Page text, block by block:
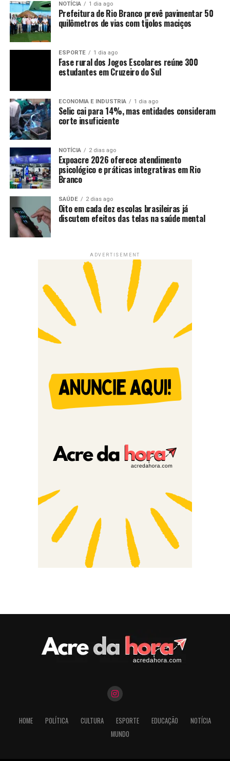
NOTÍCIA 1 dia ago
Prefeitura de Rio Branco prevê pavimentar 50
quilômetros de vias com tijolos maciços
ESPORTE 1 dia ago
Fase rural dos Jogos Escolares reúne 300
estudantes em Cruzeiro do Sul
ECONOMIA E INDUSTRIA 1 dia ago
Selic cai para 14%, mas entidades consideram
corte insuficiente
NOTÍCIA 2 dias ago
Expoacre 2026 oferece atendimento
psicológico e práticas integrativas em Rio
Branco
SAÚDE 2 dias ago
Oito em cada dez escolas brasileiras já
discutem efeitos das telas na saúde mental
ADVERTISEMENT
HOME POLÍTICA CULTURA ESPORTE EDUCAÇÃO
NOTÍCIA
MUNDO